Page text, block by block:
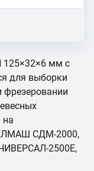
125×32×6 мм с
для выборки
фрезеровании
на
СДМ-2000,
2500Е,